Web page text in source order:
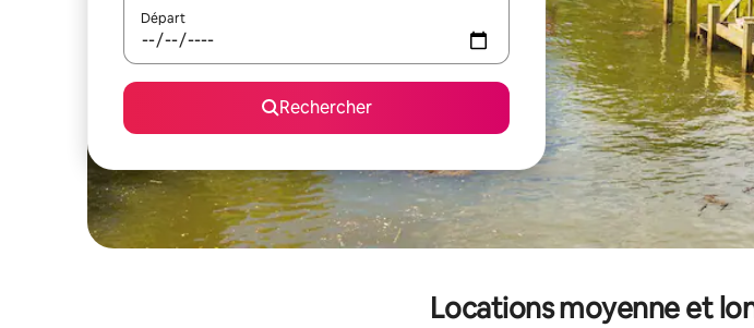
Départ
Rechercher
Locations moyenne et